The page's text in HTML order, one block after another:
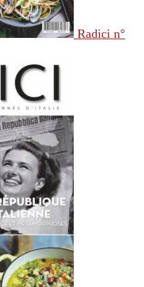
Radici n°